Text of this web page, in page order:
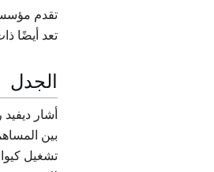
تقدم
تعد أيضًا
الجدل
أشار
بين
تشغيل